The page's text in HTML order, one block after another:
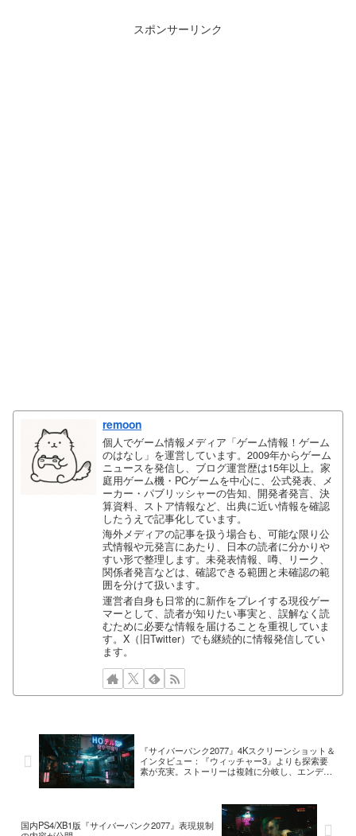
スポンサーリンク
remoon
個人でゲーム情報メディア「ゲーム情報！ゲーム
のはなし」を運営しています。2009年からゲーム
ニュースを発信し、ブログ運営歴は15年以上。家
庭用ゲーム機・PCゲームを中心に、公式発表、メ
ーカー・パブリッシャーの告知、開発者発言、決
算資料、ストア情報など、出典に近い情報を確認
したうえで記事化しています。
海外メディアの記事を扱う場合も、可能な限り公
式情報や元発言にあたり、日本の読者に分かりや
すい形で整理します。未発表情報、噂、リーク、
関係者発言などは、確認できる範囲と未確認の範
囲を分けて扱います。
運営者自身も日常的に新作をプレイする現役ゲー
マーとして、読者が知りたい事実と、誤解なく読
むために必要な情報を届けることを重視していま
す。X（旧Twitter）でも継続的に情報発信してい
ます。
『サイバーパンク2077』4Kスクリーンショット＆
インタビュー：『ウィッチャー3』よりも探索要
素が充実。ストーリーは複雑に分岐し、エンディ
国内PS4/XB1版『サイバーパンク2077』表現規制